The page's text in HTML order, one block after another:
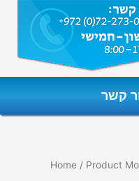
content
קשר
Home / Product